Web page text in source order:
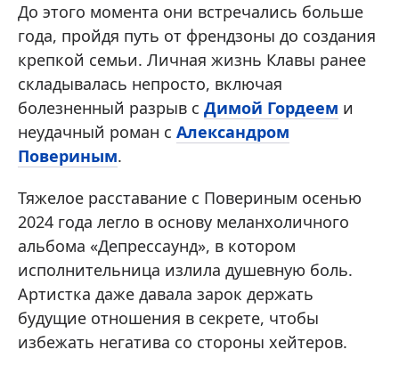
До этого момента они встречались больше
года, пройдя путь от френдзоны до создания
крепкой семьи. Личная жизнь Клавы ранее
складывалась непросто, включая
болезненный разрыв с Димой Гордеем и
неудачный роман с Александром
Повериным.
Тяжелое расставание с Повериным осенью
2024 года легло в основу меланхоличного
альбома «Депрессаунд», в котором
исполнительница излила душевную боль.
Артистка даже давала зарок держать
будущие отношения в секрете, чтобы
избежать негатива со стороны хейтеров.